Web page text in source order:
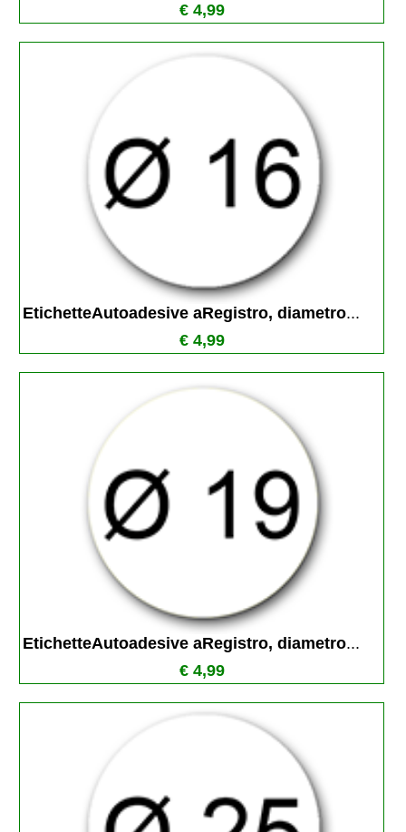
€ 4,99
EtichetteAutoadesive aRegistro, diametro...
€ 4,99
EtichetteAutoadesive aRegistro, diametro...
€ 4,99